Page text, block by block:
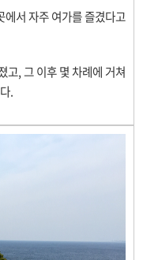
에서 자주 여가를 즐겼다고
고, 그 이후 몇 차례에 거쳐
.